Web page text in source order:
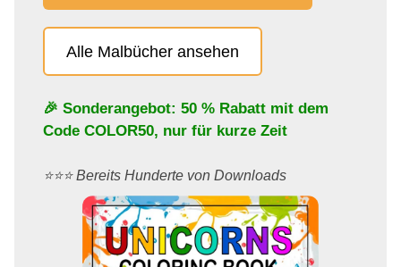
Alle Malbücher ansehen
🎉 Sonderangebot: 50 % Rabatt mit dem
Code COLOR50, nur für kurze Zeit
⭐️⭐️⭐️ Bereits Hunderte von Downloads